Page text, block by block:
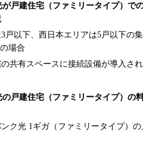
が戸建住宅（ファミリータイプ）で
戸以下、西日本エリアは5戸以下の
場合
共有スペースに接続設備が導入さ
の戸建住宅（ファミリータイプ）の
ク光 1ギガ（ファミリータイプ）の